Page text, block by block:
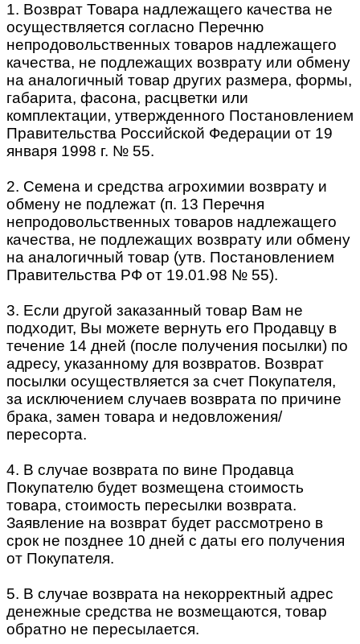
1. Возврат Товара надлежащего качества не
осуществляется согласно Перечню
непродовольственных товаров надлежащего
качества, не подлежащих возврату или обмену
на аналогичный товар других размера, формы,
габарита, фасона, расцветки или
комплектации, утвержденного Постановлением
Правительства Российской Федерации от 19
января 1998 г. № 55.
2. Семена и средства агрохимии возврату и
обмену не подлежат (п. 13 Перечня
непродовольственных товаров надлежащего
качества, не подлежащих возврату или обмену
на аналогичный товар (утв. Постановлением
Правительства РФ от 19.01.98 № 55).
3. Если другой заказанный товар Вам не
подходит, Вы можете вернуть его Продавцу в
течение 14 дней (после получения посылки) по
адресу, указанному для возвратов. Возврат
посылки осуществляется за счет Покупателя,
за исключением случаев возврата по причине
брака, замен товара и недовложения/
пересорта.
4. В случае возврата по вине Продавца
Покупателю будет возмещена стоимость
товара, стоимость пересылки возврата.
Заявление на возврат будет рассмотрено в
срок не позднее 10 дней с даты его получения
от Покупателя.
5. В случае возврата на некорректный адрес
денежные средства не возмещаются, товар
обратно не пересылается.